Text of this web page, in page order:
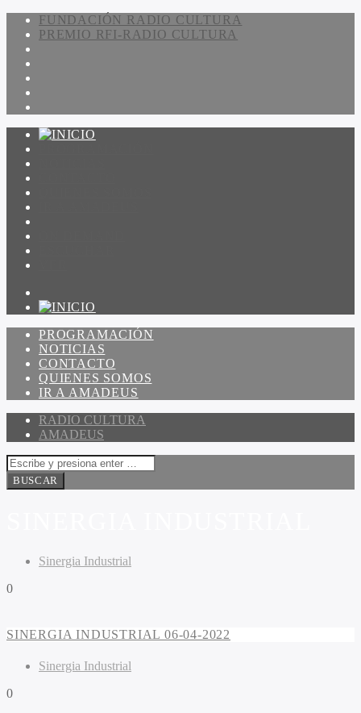
FUNDACIÓN RADIO CULTURA
PREMIO RFI-RADIO CULTURA
PROGRAMACIÓN
NOTICIAS
CONTACTO
QUIENES SOMOS
IR A AMADEUS
RADIO CULTURA
AMADEUS
Sinergia Industrial
0
SINERGIA INDUSTRIAL 06-04-2022
Sinergia Industrial
0